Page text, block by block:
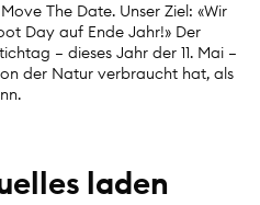
The Date. Unser Ziel: «Wir
Day auf Ende Jahr!» Der
– dieses Jahr der 11. Mai –
der Natur verbraucht hat, als
laden